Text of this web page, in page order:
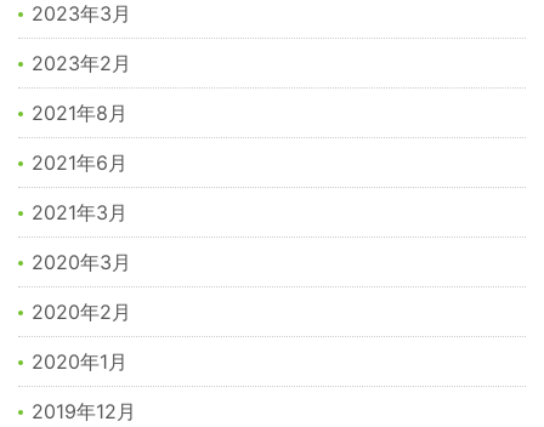
2023年3月
2023年2月
2021年8月
2021年6月
2021年3月
2020年3月
2020年2月
2020年1月
2019年12月